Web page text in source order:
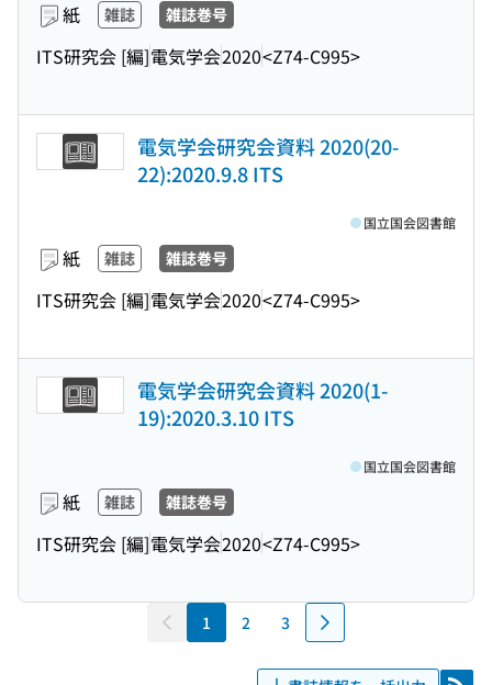
紙 雑誌 雑誌巻号
ITS研究会 [編]電気学会2020<Z74-C995>
電気学会研究会資料 2020(20-
22):2020.9.8 ITS
紙 雑誌 雑誌巻号
ITS研究会 [編]電気学会2020<Z74-C995>
国立国会図書館
電気学会研究会資料 2020(1-
19):2020.3.10 ITS
紙 雑誌 雑誌巻号
ITS研究会 [編]電気学会2020<Z74-C995>
国立国会図書館
1 2 3